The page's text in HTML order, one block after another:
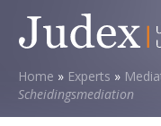
Home » Experts »
Scheidingsmediation